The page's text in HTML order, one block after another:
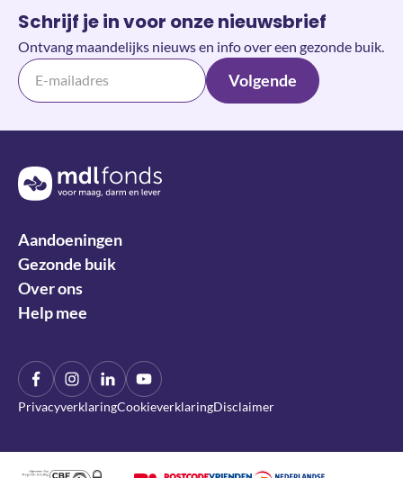
Schrijf je in voor onze nieuwsbrief
Ontvang maandelijks nieuws en info over een gezonde buik.
Volgende
Terug naar de homepage
Aandoeningen
Gezonde buik
Over ons
Help mee
PrivacyverklaringCookieverklaringDisclaimer
FacebookInstagram
LinkInYouTube